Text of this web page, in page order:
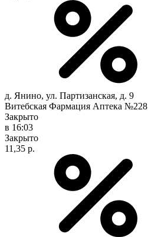
д. Янино, ул. Партизанская, д. 9
Витебская Фармация Аптека №228
Закрыто
в 16:03
Закрыто
11,35 р.